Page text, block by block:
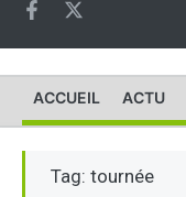
ACCUEIL ACTU
Tag: tournée